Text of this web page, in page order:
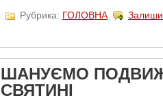
Рубрика: ГОЛОВНА
ШАНУЄМО
СВЯТИНІ